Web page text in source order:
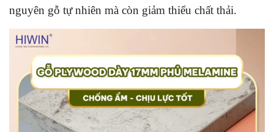
nguyên gỗ tự nhiên mà còn giảm thiểu chất thải.